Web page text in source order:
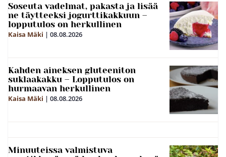
Soseuta vadelmat, pakasta ja lisää
ne täytteeksi jogurttikakkuun –
lopputulos on herkullinen
Kaisa Mäki | 08.08.2026
Kahden aineksen gluteeniton
suklaakakku – Lopputulos on
hurmaavan herkullinen
Kaisa Mäki | 08.08.2026
Minuuteissa valmistuva